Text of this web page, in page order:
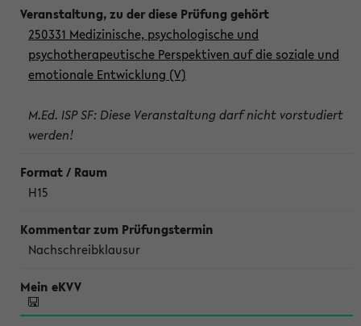
250331 Medizinische, psychologische und
psychotherapeutische Perspektiven auf die soziale und
emotionale Entwicklung (V)
M.Ed. ISP SF: Diese Veranstaltung darf nicht vorstudiert
werden!
H15
Nachschreibklausur